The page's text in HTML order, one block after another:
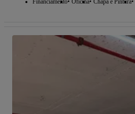
Financiamento Oficina Chapa e Pintura